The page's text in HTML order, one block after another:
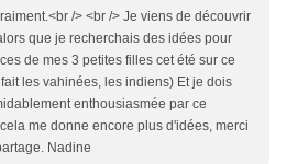
/> <br /> Je viens de découvrir
que je recherchais des idées pour
de mes 3 petites filles cet été sur ce
les vahinées, les indiens) Et je dois
enthousiasmée par ce
me donne encore plus d'idées, merci
Nadine